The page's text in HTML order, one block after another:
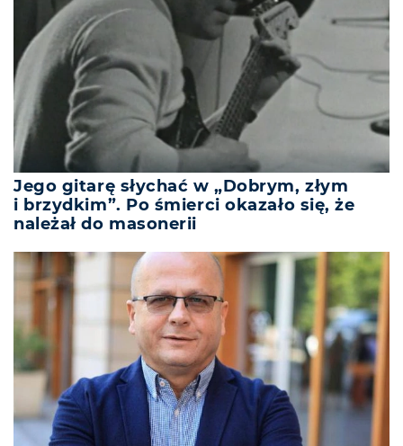
Jego gitarę słychać w „Dobrym, złym
i brzydkim”. Po śmierci okazało się, że
należał do masonerii